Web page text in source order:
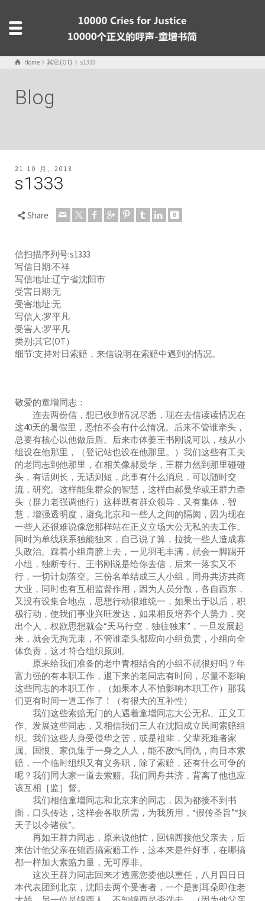
Home 其它(OT) s1333
Blog
21 10 月, 2018
s1333
Share
信扫描序列号:s1333
写信日期:不祥
写信地址:辽宁省沈阳市
受害日期:无
受害地址:无
写信人:罗平凡
受害人:罗平凡
类别:其它(OT）
细节:支持对日索赔，来信说明在索赔中遇到的情况。
敬爱的童增同志：
连去两份信，想已收到情况尽悉，现在去信读读情况在
这40天的暑假里，恐怕不会有什么情况。后来不管谁牵头，
总要有核心以他做后盾。后来市体姜王书刚说可以，核从小
组设在他那里，（登记站也设在他那里。）我们这些有工夫
的老同志到他那里，在相关像郝曼华，王群力然到那里碰碰
头，有话则长，无话则短，此事有什么消息，可以随时交
流，研究。这样能集群众的智慧，这样由郝曼华或王群力牵
头（群力老强调他行）这样既有群众领导，又有集体，智
慧，增强透明度，避免北京和一些人之间的隔阂，因为现在
一些人还很难说像您那样站在正义立场大公无私的去工作。
同时为单线联系独能独来，自己说了算，拉拢一些人造成寡
头政治。踩着小组肩膀上去，一见羽毛丰满，就会一脚踢开
小组，独断专行。王书刚说是给你去信，后来一落实又不
行，一切计划落空。三份名单结成三人小组，同舟共济共商
大业，同时也有互相监督作用，因为人员分散，各自西东，
又没有设集合地点，思想行动很难统一，如果出于以后，积
极行动，使我们事业兴旺发达，如果相反培养个人势力，突
出个人，权欲思想就会“天马行空，独往独来”，一旦发展起
来，就会无拘无束，不管谁牵头都应向小组负责，小组向全
体负责，这才符合组织原则。
原来给我们准备的老中青相结合的小组不就很好吗？年
富力强的有本职工作，退下来的老同志有时间，尽量不影响
这些同志的本职工作，（如果本人不怕影响本职工作）那我
们更有时间一道工作了！（有很大的互补性）
我们这些索赔无门的人遇着童增同志大公无私、正义工
作、发展这些同志，又相信我们三人在沈阳成立民间索赔组
织。我们这些人身受侵华之苦，或是祖辈，父辈死难者家
属、国恨、家仇集于一身之人人，能不敌忾同仇，向日本索
赔，一个临时组织又有义务职，除了索赔，还有什么可争的
呢？我们同大家一道去索赔。我们同舟共济，背离了他也应
该互相［监］督。
我们相信童增同志和北京来的同志，因为都接不到书
面，口头传达，这样会各取所需，为我所用，“假传圣旨”“挟
天子以令诸侯”。
再如王群力同志，原来说他忙，回锦西接他父亲去，后
来估计他父亲在锦西搞索赔工作，这本来是件好事，在哪搞
都一样加大索赔力量，无可厚非。
这次王群力同志回来才透露您委他以重任，八月四日日
本代表团到北京，沈阳去两个受害者，一个是割耳朵即住老